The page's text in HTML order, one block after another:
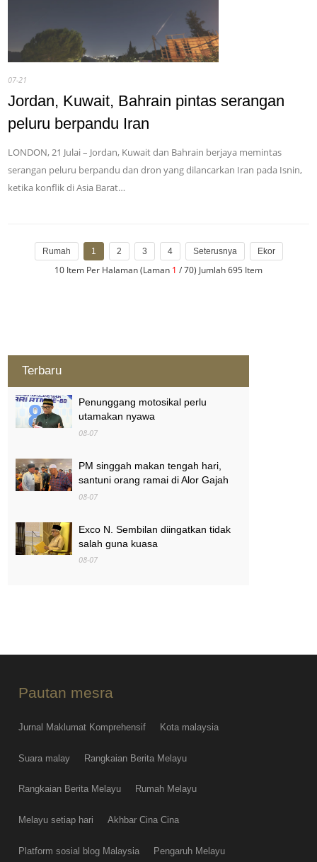
07-21
Jordan, Kuwait, Bahrain pintas serangan
peluru berpandu Iran
LONDON, 21 Julai – Jordan, Kuwait dan Bahrain berjaya memintas
serangan peluru berpandu dan dron yang dilancarkan Iran pada Isnin,
ketika konflik di Asia Barat…
Rumah 1 2 3 4 Seterusnya Ekor
10 Item Per Halaman (Laman 1 / 70) Jumlah 695 Item
Terbaru
Penunggang motosikal perlu
utamakan nyawa
08-07
PM singgah makan tengah hari,
santuni orang ramai di Alor Gajah
08-07
Exco N. Sembilan diingatkan tidak
salah guna kuasa
08-07
Pautan mesra
Jurnal Maklumat Komprehensif Kota malaysia
Suara malay Rangkaian Berita Melayu
Rangkaian Berita Melayu Rumah Melayu
Melayu setiap hari Akhbar Cina Cina
Platform sosial blog Malaysia Pengaruh Melayu